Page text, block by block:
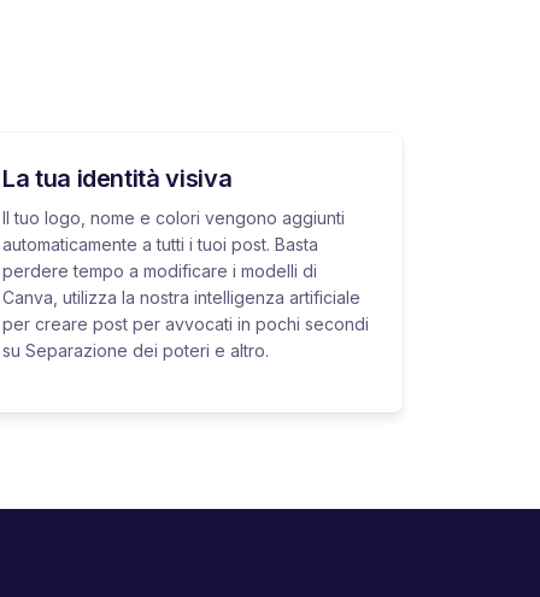
La tua identità visiva
Il tuo logo, nome e colori vengono aggiunti
automaticamente a tutti i tuoi post. Basta
perdere tempo a modificare i modelli di
Canva, utilizza la nostra intelligenza artificiale
per creare post per avvocati in pochi secondi
su Separazione dei poteri e altro.